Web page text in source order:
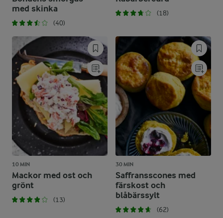
med skinka
(40)
(18)
10 MIN
Mackor med ost och
grönt
(13)
30 MIN
Saffransscones med
färskost och
blåbärssylt
(62)